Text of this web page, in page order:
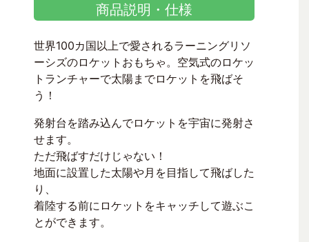
商品説明・仕様
世界100カ国以上で愛されるラーニングリソ
ーシズのロケットおもちゃ。空気式のロケッ
トランチャーで太陽までロケットを飛ばそ
う！
発射台を踏み込んでロケットを宇宙に発射さ
せます。
ただ飛ばすだけじゃない！
地面に設置した太陽や月を目指して飛ばした
り、
着陸する前にロケットをキャッチして遊ぶこ
とができます。